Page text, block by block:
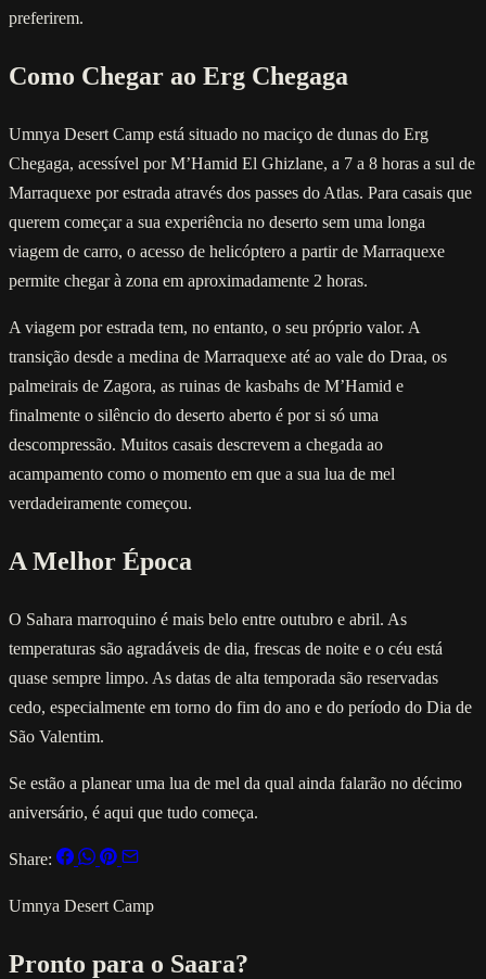
preferirem.
Como Chegar ao Erg Chegaga
Umnya Desert Camp está situado no maciço de dunas do Erg
Chegaga, acessível por M’Hamid El Ghizlane, a 7 a 8 horas a sul de
Marraquexe por estrada através dos passes do Atlas. Para casais que
querem começar a sua experiência no deserto sem uma longa
viagem de carro, o acesso de helicóptero a partir de Marraquexe
permite chegar à zona em aproximadamente 2 horas.
A viagem por estrada tem, no entanto, o seu próprio valor. A
transição desde a medina de Marraquexe até ao vale do Draa, os
palmeirais de Zagora, as ruinas de kasbahs de M’Hamid e
finalmente o silêncio do deserto aberto é por si só uma
descompressão. Muitos casais descrevem a chegada ao
acampamento como o momento em que a sua lua de mel
verdadeiramente começou.
A Melhor Época
O Sahara marroquino é mais belo entre outubro e abril. As
temperaturas são agradáveis de dia, frescas de noite e o céu está
quase sempre limpo. As datas de alta temporada são reservadas
cedo, especialmente em torno do fim do ano e do período do Dia de
São Valentim.
Se estão a planear uma lua de mel da qual ainda falarão no décimo
aniversário, é aqui que tudo começa.
Share:
Umnya Desert Camp
Pronto para o Saara?